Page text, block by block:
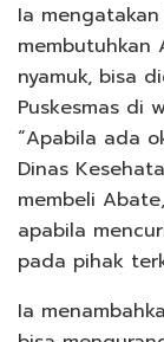
Ia
nyamuk, bisa
Puskesmas di
“Apabila ada
Dinas
membeli
apabila
pada pihak
Ia